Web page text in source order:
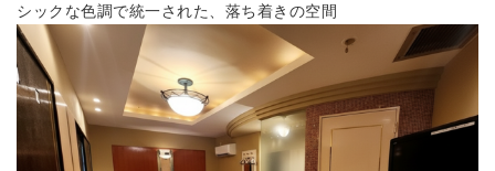
シックな色調で統一された、落ち着きの空間